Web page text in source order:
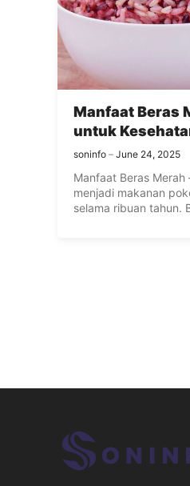
Manfaat Beras
untuk
Cara
soninfo June 24, 2025
Manfaat Beras Merah
menjadi makanan
selama ribuan tahun.